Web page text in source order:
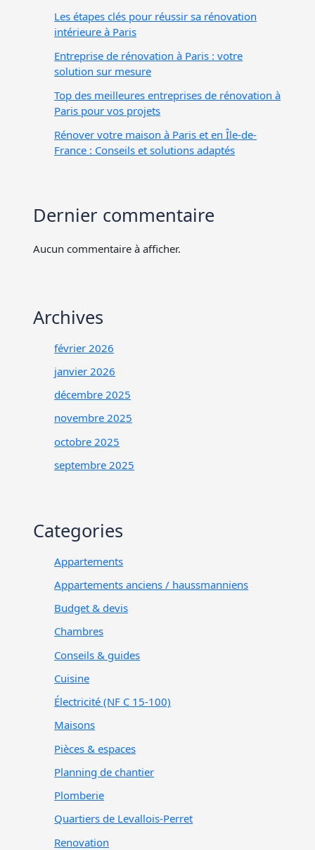
Les étapes clés pour réussir sa rénovation
intérieure à Paris
Entreprise de rénovation à Paris : votre
solution sur mesure
Top des meilleures entreprises de rénovation à
Paris pour vos projets
Rénover votre maison à Paris et en Île-de-
France : Conseils et solutions adaptés
Dernier commentaire
Aucun commentaire à afficher.
Archives
février 2026
janvier 2026
décembre 2025
novembre 2025
octobre 2025
septembre 2025
Categories
Appartements
Appartements anciens / haussmanniens
Budget & devis
Chambres
Conseils & guides
Cuisine
Électricité (NF C 15-100)
Maisons
Pièces & espaces
Planning de chantier
Plomberie
Quartiers de Levallois-Perret
Renovation